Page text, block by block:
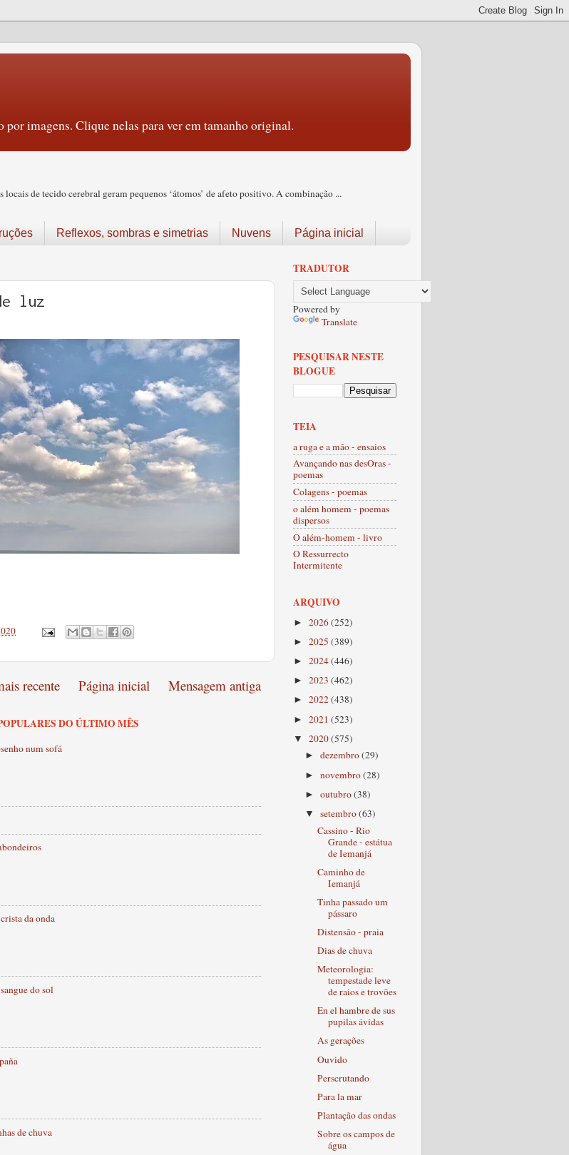
imagens. Clique nelas para ver em tamanho original.
locais de tecido cerebral geram pequenos ‘átomos’ de afeto positivo. A combinação ...
Reflexos, sombras e simetrias Nuvens Página inicial
luz
recente Mensagem antiga
Página inicial
DO ÚLTIMO MÊS
num sofá
da onda
do sol
de chuva
TRADUTOR
Powered by
Translate
PESQUISAR NESTE
BLOGUE
TEIA
a ruga e a mão - ensaios
Avançando nas desOras -
poemas
Colagens - poemas
o além homem - poemas
dispersos
O além-homem - livro
O Ressurrecto
Intermitente
ARQUIVO
► 2026(252)
► 2025 (389)
► 2024(446)
► 2023 (462)
► 2022(438)
► 2021 (523)
▼ 2020(575)
►dezembro(29)
►novembro(28)
►outubro(38)
▼setembro(63)
Cassino - Rio
Grande - estátua
de Iemanjá
Caminho de
Iemanjá
Tinha passado um
pássaro
Distensão - praia
Dias de chuva
Meteorologia:
tempestade leve
de raios e trovões
En el hambre de sus
pupilas ávidas
As gerações
Ouvido
Perscrutando
Para la mar
Plantação das ondas
Sobre os campos de
água